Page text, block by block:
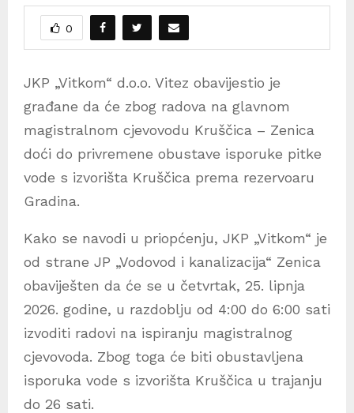
0
JKP „Vitkom“ d.o.o. Vitez obavijestio je
građane da će zbog radova na glavnom
magistralnom cjevovodu Kruščica – Zenica
doći do privremene obustave isporuke pitke
vode s izvorišta Kruščica prema rezervoaru
Gradina.
Kako se navodi u priopćenju, JKP „Vitkom“ je
od strane JP „Vodovod i kanalizacija“ Zenica
obaviješten da će se u četvrtak, 25. lipnja
2026. godine, u razdoblju od 4:00 do 6:00 sati
izvoditi radovi na ispiranju magistralnog
cjevovoda. Zbog toga će biti obustavljena
isporuka vode s izvorišta Kruščica u trajanju
do 26 sati.